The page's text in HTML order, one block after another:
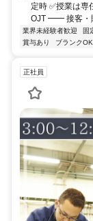
定時 ✅授業は専
OJT ━━ 接客・
業界未経験者歓迎 固
賞与あり
ブランクOK
正社員